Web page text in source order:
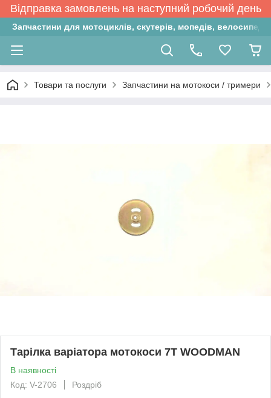
Відправка замовлень на наступний робочий день
Запчастини для мотоциклів, скутерів, мопедів,
Товари та послуги Запчастини на мотокоси / тримери
Тарілка варіатора мотокоси 7T WOODMAN
В наявності
Код: V-2706
Роздріб